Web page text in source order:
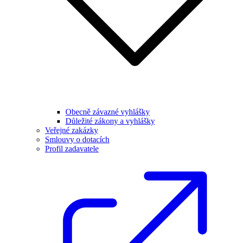
Obecně závazné vyhlášky
Důležité zákony a vyhlášky
Veřejné zakázky
Smlouvy o dotacích
Profil zadavatele